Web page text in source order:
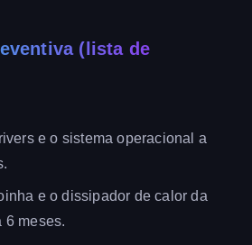
(lista de
e o sistema operacional a
e o dissipador de calor da
6 meses.